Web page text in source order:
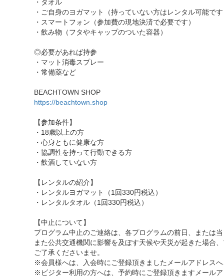
・タオル
・ご自身のヨガマット（持っていない方はレンタル可能で
・スマートフォン（参加費の現地決済で必要です）
・飲み物（フタやキャップのついた容器）
◎必要があれば持参
・マット消毒スプレー
・常備薬など
BEACHTOWN SHOP
https://beachtown.shop
【参加条件】
・18歳以上の方
・心身ともに健康な方
・協調性を持って行動できる方
・飲酒していない方
【レンタルの紹介】
・レンタルヨガマット（1回330円税込）
・レンタルタオル（1回330円税込）
【中止について】
プログラム中止のご連絡は、各プログラムの前日、または
また公共交通機関に影響を及ぼす天候や天災が起きた場合
ご了承くださいませ。
※会員様へは、入会時にご登録頂きましたメールアドレス
※ビジター利用の方へは、予約時にご登録頂きますメール